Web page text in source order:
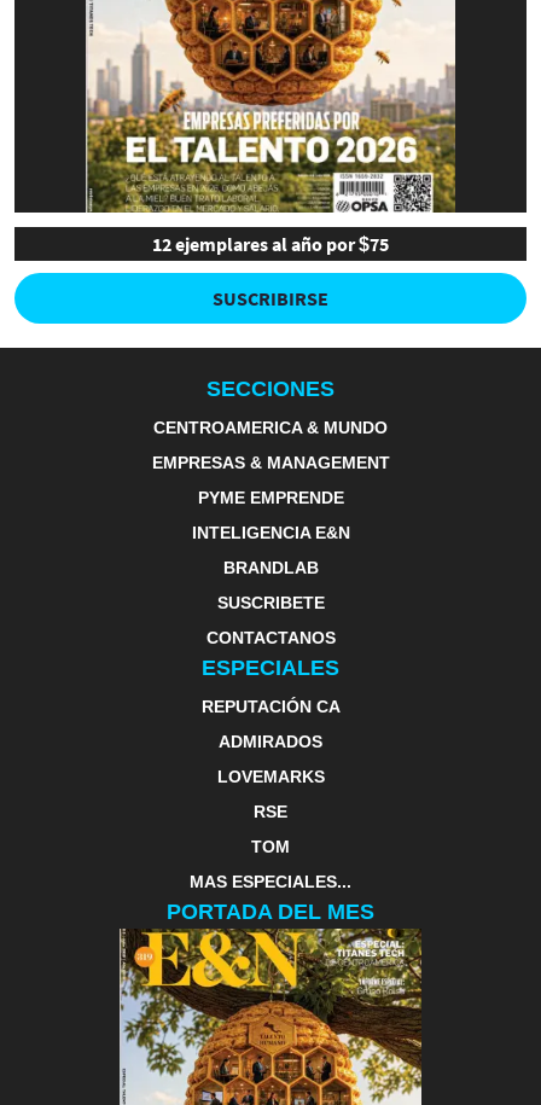
12 ejemplares al año por $75
SUSCRIBIRSE
SECCIONES
CENTROAMERICA & MUNDO
EMPRESAS & MANAGEMENT
PYME EMPRENDE
INTELIGENCIA E&N
BRANDLAB
SUSCRIBETE
CONTACTANOS
ESPECIALES
REPUTACIÓN CA
ADMIRADOS
LOVEMARKS
RSE
TOM
MAS ESPECIALES...
PORTADA DEL MES